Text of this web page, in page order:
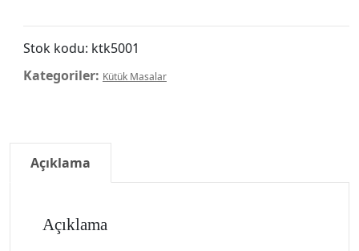
Stok kodu: ktk5001
Kategoriler: Kütük Masalar
Açıklama
Açıklama